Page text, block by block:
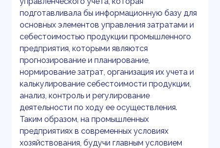
подготавливала бы информационную базу для
основных элементов управления затратами и
себестоимостью продукции промышленного
предприятия, которыми являются
прогнозирование и планирование,
нормирование затрат, организация их учета и
калькулирование себестоимости продукции,
анализ, контроль и регулирование
деятельности по ходу ее осуществления.
Таким образом, на промышленных
предприятиях в современных условиях
хозяйствования, будучи главным условием